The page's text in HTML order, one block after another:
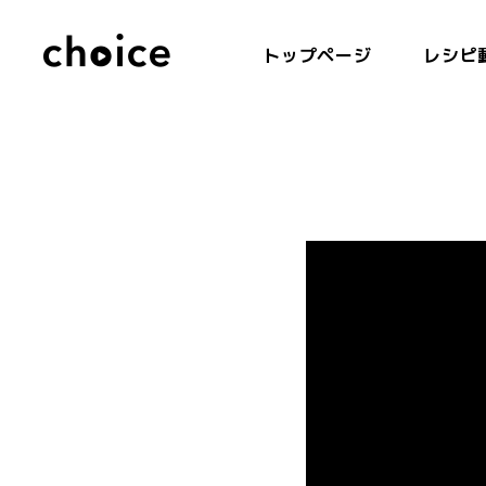
トップページ レシピ